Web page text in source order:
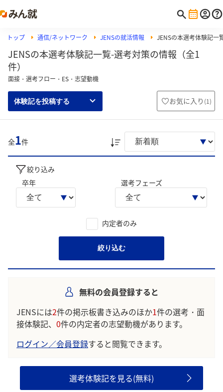
トップ 通信/ネットワーク JENSの就活情報 JENSの本選考体験記一
JENSの本選考体験記一覧-選考対策の情報（全1
件）
面接・選考フロー・ES・志望動機
体験記を投稿する お気に入り (1)
全1件
絞り込み
卒年
選考フェーズ
内定者のみ
絞り込む
無料の会員登録すると
JENSには2件の掲示板書き込みのほか1件の選考・面
接体験記、 0件の内定者の志望動機があります。
ログイン／会員登録すると閲覧できます。
選考体験記を見る(無料)